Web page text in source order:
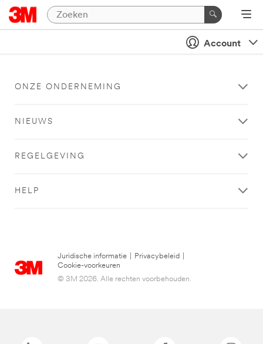
Account
ONZE ONDERNEMING
NIEUWS
REGELGEVING
HELP
Juridische informatie Privacybeleid
Cookie-voorkeuren
© 3M 2026. Alle rechten voorbehouden.